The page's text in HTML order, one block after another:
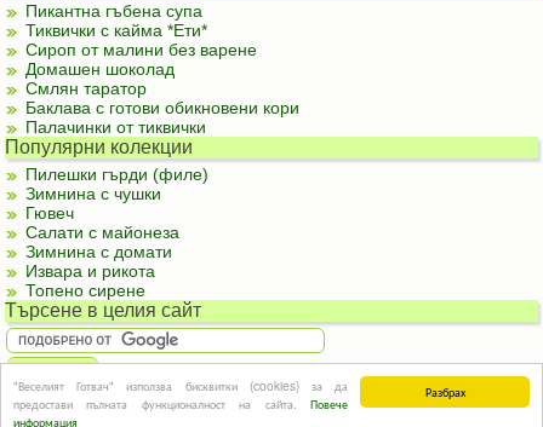
Разбрах
"Веселият Готвач" използва бисквитки (cookies) за да
предостави пълната функционалност на сайта. Повече
информация
Пикантна гъбена супа
Тиквички с кайма *Ети*
Сироп от малини без варене
Домашен шоколад
Смлян таратор
Баклава с готови обикновени кори
Палачинки от тиквички
Популярни колекции
Пилешки гърди (филе)
Зимнина с чушки
Гювеч
Салати с майонеза
Зимнина с домати
Извара и рикота
Топено сирене
Търсене в целия сайт
За реклама| За контакти|Подкрепете ни | Правила и условия|
информация
© Информацията в този сайт или части от нея не могат да бъдат използвани без